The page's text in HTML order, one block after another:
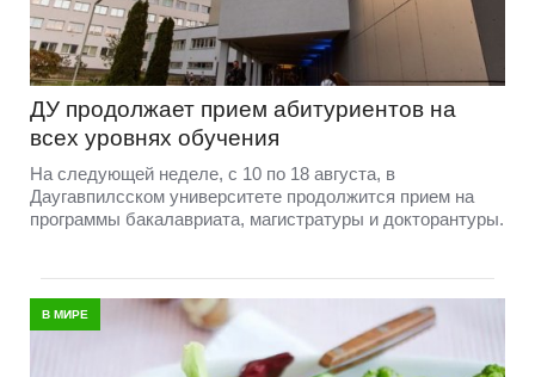
ДУ продолжает прием абитуриентов на
всех уровнях обучения
На следующей неделе, с 10 по 18 августа, в
Даугавпилсском университете продолжится прием на
программы бакалавриата, магистратуры и докторантуры.
В МИРЕ